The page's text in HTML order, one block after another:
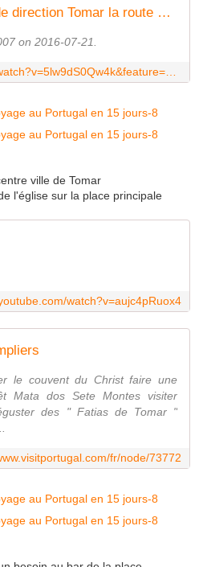
Goldwing Unsersbande direction Tomar la route est belle
on 2016-07-21.
ville de Tomar
l'église sur la place principale
watch?v=aujc4pRuox4
le couvent du Christ faire une
Mata dos Sete Montes visiter
des " Fatias de Tomar "
fr/node/73772